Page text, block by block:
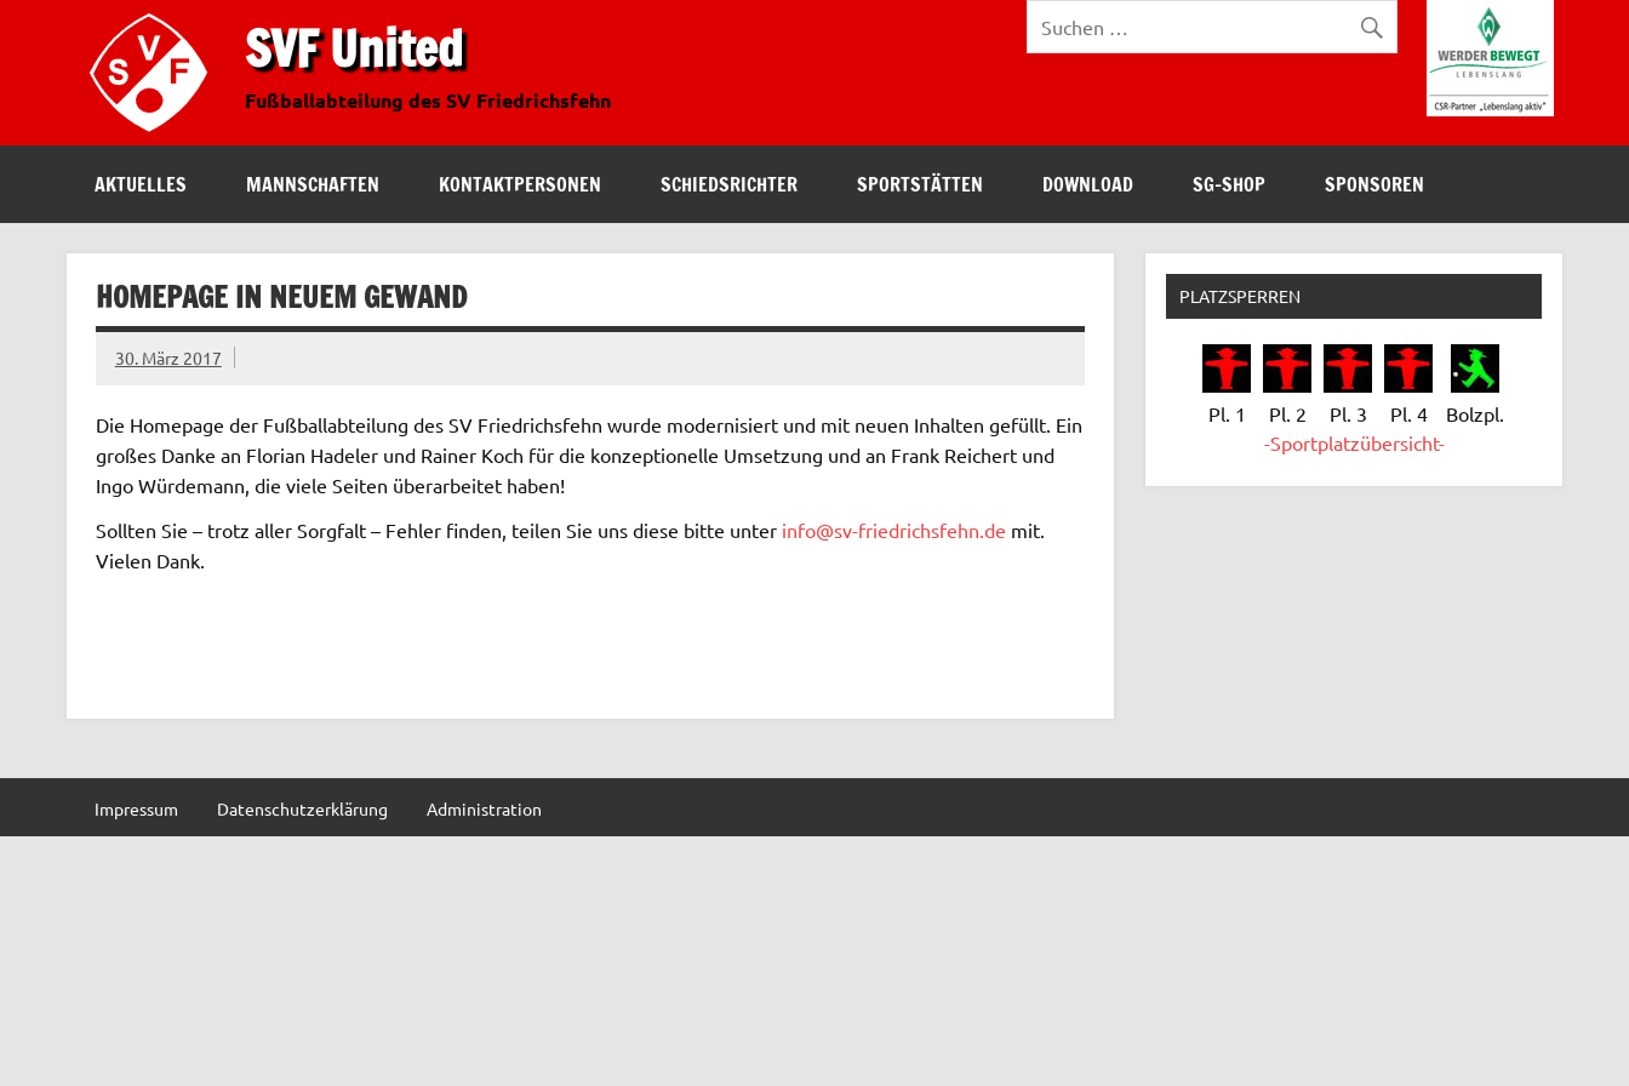
SVF United
Fußballabteilung des SV Friedrichsfehn
AKTUELLES MANNSCHAFTEN KONTAKTPERSONEN SCHIEDSRICHTER SPORTSTÄTTEN DOWNLOAD SG-SHOP SPONSOREN
HOMEPAGE IN NEUEM GEWAND
30. März 2017
Die Homepage der Fußballabteilung des SV Friedrichsfehn wurde modernisiert und mit neuen Inhalten gefüllt. Ein
großes Danke an Florian Hadeler und Rainer Koch für die konzeptionelle Umsetzung und an Frank Reichert und
Ingo Würdemann, die viele Seiten überarbeitet haben!
Sollten Sie – trotz aller Sorgfalt – Fehler finden, teilen Sie uns diese bitte unter info@sv-friedrichsfehn.de mit.
Vielen Dank.
PLATZSPERREN
Pl. 1 Pl. 2 Pl. 3 Pl. 4
Bolzpl.
-Sportplatzübersicht-
Impressum Datenschutzerklärung Administration